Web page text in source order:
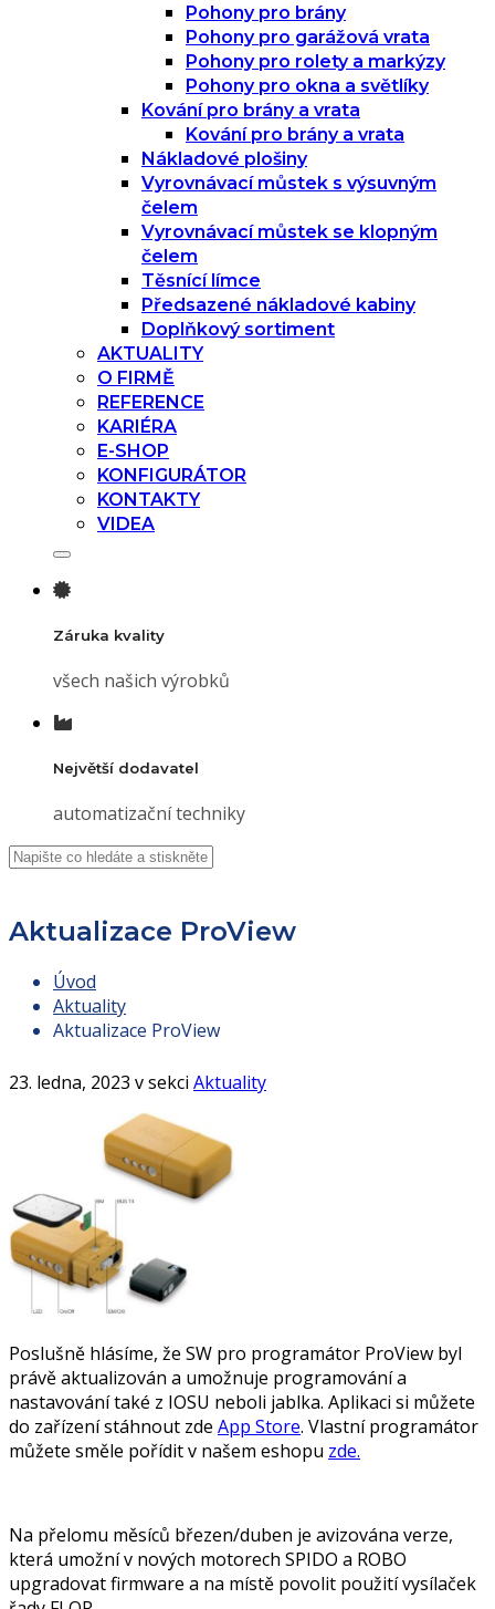
Pohony pro brány
Pohony pro garážová vrata
Pohony pro rolety a markýzy
Pohony pro okna a světlíky
Kování pro brány a vrata
Kování pro brány a vrata
Nákladové plošiny
Vyrovnávací můstek s výsuvným
čelem
Vyrovnávací můstek se klopným
čelem
Těsnící límce
Předsazené nákladové kabiny
Doplňkový sortiment
AKTUALITY
O FIRMĚ
REFERENCE
KARIÉRA
E-SHOP
KONFIGURÁTOR
KONTAKTY
VIDEA
Záruka kvality
všech našich výrobků
Největší dodavatel
automatizační techniky
Aktualizace ProView
Úvod
Aktuality
Aktualizace ProView
23. ledna, 2023 v sekci Aktuality
Poslušně hlásíme, že SW pro programátor ProView byl
právě aktualizován a umožnuje programování a
nastavování také z IOSU neboli jablka. Aplikaci si můžete
do zařízení stáhnout zde App Store. Vlastní programátor
můžete směle pořídit v našem eshopu zde.
Na přelomu měsíců březen/duben je avizována verze,
která umožní v nových motorech SPIDO a ROBO
upgradovat firmware a na místě povolit použití vysílaček